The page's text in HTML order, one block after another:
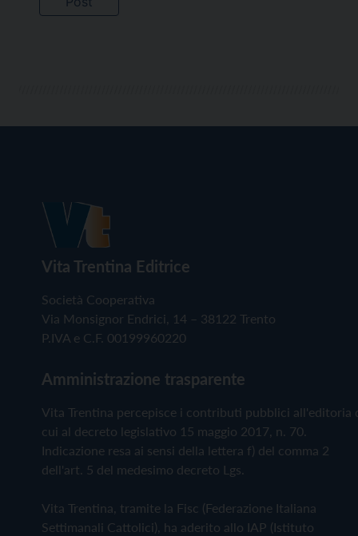
Vita Trentina Editrice
Società Cooperativa
Via Monsignor Endrici, 14 – 38122 Trento
P.IVA e C.F. 00199960220
Amministrazione trasparente
Vita Trentina percepisce i contributi pubblici all'editoria
cui al decreto legislativo 15 maggio 2017, n. 70.
Indicazione resa ai sensi della lettera f) del comma 2
dell'art. 5 del medesimo decreto Lgs.
Vita Trentina, tramite la Fisc (Federazione Italiana
Settimanali Cattolici), ha aderito allo IAP (Istituto